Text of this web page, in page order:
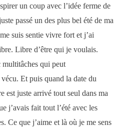
un coup avec l’idée ferme de
passé un des plus bel été de ma
suis sentie vivre fort et j’ai
Libre d’être qui je voulais.
multitâches qui peut
Et puis quand la date du
est juste arrivé tout seul dans ma
j’avais fait tout l’été avec les
Ce que j’aime et là où je me sens